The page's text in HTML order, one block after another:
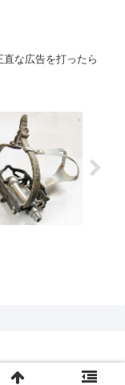
な広告を打ったら
Reserved.